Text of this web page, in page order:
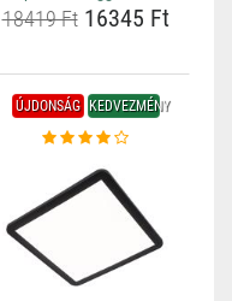
18419 Ft16345 Ft
ÚJDONSÁG KEDVEZMÉNY